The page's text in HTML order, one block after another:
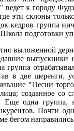
к городу
склоны
кедров группа
подготовки
выложенной
группа
в две шеренги,
"Песни
созданное со
Еще одна
Почти
направились